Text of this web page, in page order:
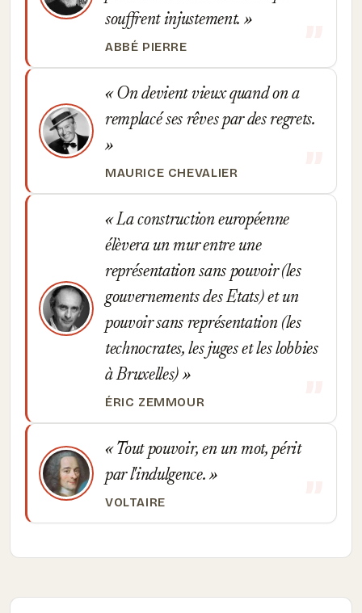
souffrent injustement.
ABBÉ PIERRE
On devient vieux quand on a
remplacé ses rêves par des regrets.
MAURICE CHEVALIER
La construction européenne
élèvera un mur entre une
représentation sans pouvoir (les
gouvernements des Etats) et un
pouvoir sans représentation (les
technocrates, les juges et les lobbies
à Bruxelles)
ÉRIC ZEMMOUR
Tout pouvoir, en un mot, périt
par l'indulgence.
VOLTAIRE